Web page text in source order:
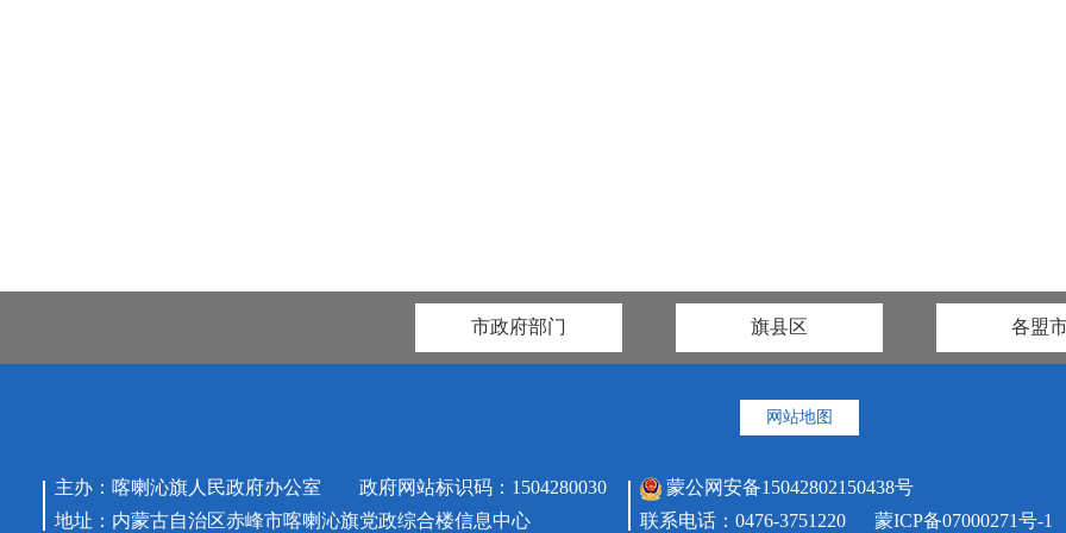
市政府部门 旗县区 各盟
网站地图
主办：喀喇沁旗人民政府办公室 政府网站标识码：1504280030
地址：内蒙古自治区赤峰市喀喇沁旗党政综合楼信息中心
蒙公网安备15042802150438号
联系电话：0476-3751220 蒙ICP备07000271号-1